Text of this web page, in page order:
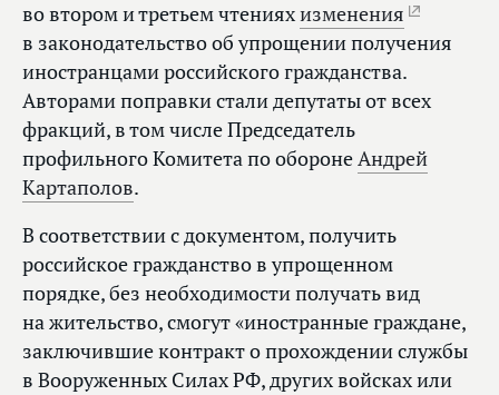
во втором и третьем чтенияхизменения
в законодательство об упрощении получения
иностранцами российского гражданства.
Авторами поправки стали депутаты от всех
фракций, в том числе Председатель
профильного Комитета по оборонеАндрей
Картаполов.
В соответствии с документом, получить
российское гражданство в упрощенном
порядке, без необходимости получать вид
на жительство, смогут «иностранные граждане,
заключившие контракт о прохождении службы
в Вооруженных Силах РФ, других войсках или